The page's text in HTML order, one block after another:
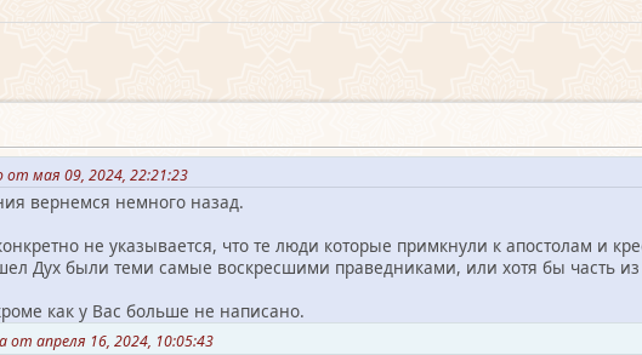
мая 09, 2024, 22:21:23
вернемся немного назад.
не указывается, что те люди которые примкнули к апостолам и
Дух были теми самые воскресшими праведниками, или хотя бы часть
как у Вас больше не написано.
апреля 16, 2024, 10:05:43